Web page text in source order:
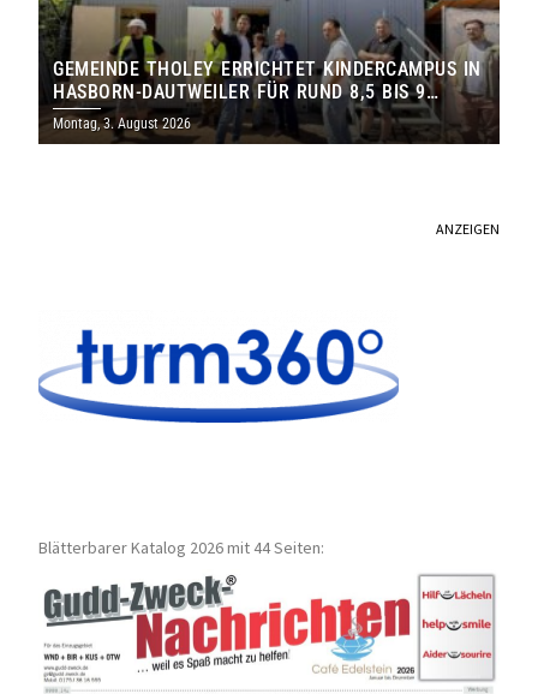
GEMEINDE THOLEY ERRICHTET KINDERCAMPUS IN
HASBORN-DAUTWEILER FÜR RUND 8,5 BIS 9
MILLIONEN EURO
Montag, 3. August 2026
ANZEIGEN
Blätterbarer Katalog 2026 mit 44 Seiten: